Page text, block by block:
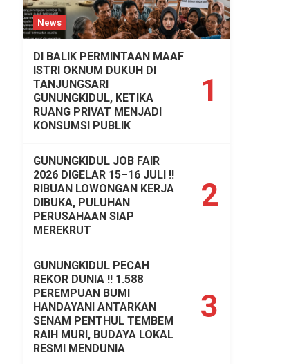
News
1
DI BALIK PERMINTAAN MAAF
ISTRI OKNUM DUKUH DI
TANJUNGSARI
GUNUNGKIDUL, KETIKA
RUANG PRIVAT MENJADI
KONSUMSI PUBLIK
2
GUNUNGKIDUL JOB FAIR
2026 DIGELAR 15–16 JULI !!
RIBUAN LOWONGAN KERJA
DIBUKA, PULUHAN
PERUSAHAAN SIAP
MEREKRUT
3
GUNUNGKIDUL PECAH
REKOR DUNIA !! 1.588
PEREMPUAN BUMI
HANDAYANI ANTARKAN
SENAM PENTHUL TEMBEM
RAIH MURI, BUDAYA LOKAL
RESMI MENDUNIA